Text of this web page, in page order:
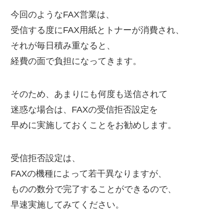
今回のようなFAX営業は、
受信する度にFAX用紙とトナーが消費され、
それが毎日積み重なると、
経費の面で負担になってきます。
そのため、あまりにも何度も送信されて
迷惑な場合は、FAXの受信拒否設定を
早めに実施しておくことをお勧めします。
受信拒否設定は、
FAXの機種によって若干異なりますが、
ものの数分で完了することができるので、
早速実施してみてください。